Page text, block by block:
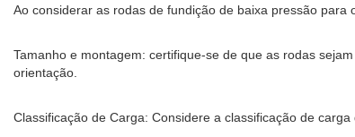
Ao considerar as rodas de fundição de baixa pressão
Tamanho e montagem: certifique-se de que as rodas
orientação.
Classificação de Carga: Considere a classificação de